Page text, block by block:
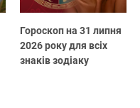
Гороскоп на 31 липня
2026 року для всіх
знаків зодіаку